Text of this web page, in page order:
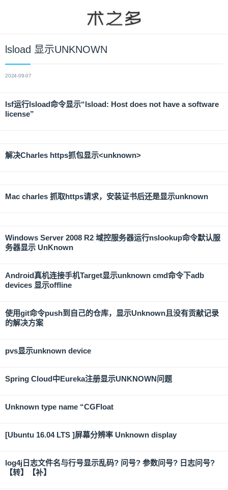
lsload 显示UNKNOWN
2024-09-07
lsf运行lsload命令显示“lsload: Host does not have a software
license”
解决Charles https抓包显示<unknown>
Mac charles 抓取https请求，安装证书后还是显示unknown
Windows Server 2008 R2 域控服务器运行nslookup命令默认服
务器显示 UnKnown
Android真机连接手机Target显示unknown cmd命令下adb
devices 显示offline
使用git命令push到自己的仓库，显示Unknown且没有贡献记录
的解决方案
pvs显示unknown device
Spring Cloud中Eureka注册显示UNKNOWN问题
Unknown type name “CGFloat
[Ubuntu 16.04 LTS ]屏幕分辨率 Unknown display
log4j日志文件名与行号显示乱码? 问号? 参数问号? 日志问号?
【转】【补】